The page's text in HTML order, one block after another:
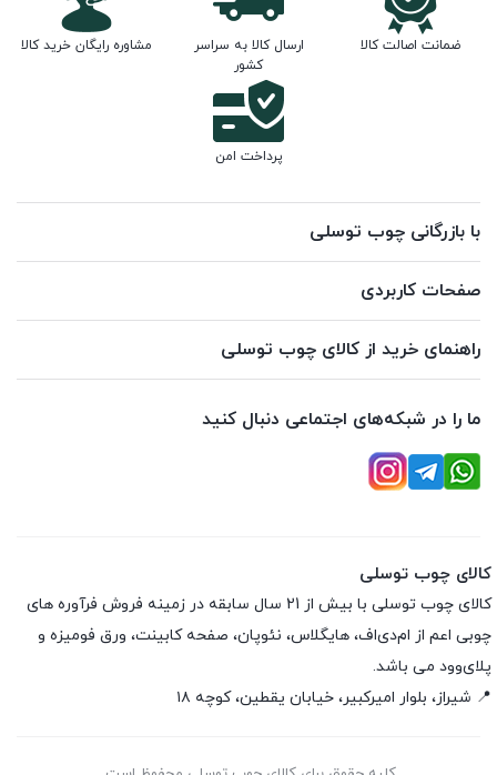
ضمانت اصالت کالا
ارسال کالا به سراسر
کشور
مشاوره رایگان خرید کالا
پرداخت امن
با بازرگانی چوب توسلی
صفحات کاربردی
راهنمای خرید از کالای چوب توسلی
ما را در شبکه‌های اجتماعی دنبال کنید
کالای چوب توسلی
کالای چوب توسلی با بیش از 21 سال سابقه در زمینه فروش فرآوره های
چوبی اعم از ام‌دی‌اف، هایگلاس، نئوپان، صفحه کابینت، ورق فومیزه و
پلای‌وود می باشد.
📍 شیراز، بلوار امیرکبیر، خیابان یقطین، کوچه ۱۸